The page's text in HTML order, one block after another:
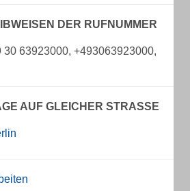
DER RUFNUMMER
30 63923000, +493063923000,
AUF GLEICHER STRASSE